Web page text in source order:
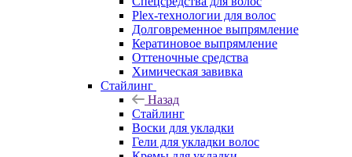
Plex-технологии для волос
Долговременное выпрямление
Кератиновое выпрямление
Оттеночные средства
Химическая завивка
Стайлинг
Назад
Стайлинг
Воски для укладки
Гели для укладки волос